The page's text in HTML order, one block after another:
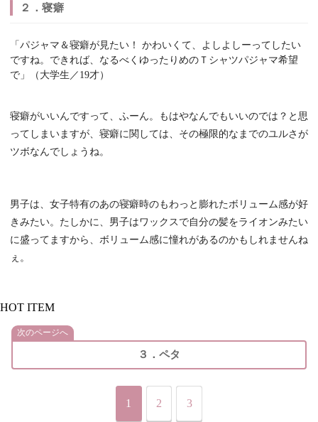
２．寝癖
「パジャマ＆寝癖が見たい！ かわいくて、よしよしーってしたい
ですね。できれば、なるべくゆったりめのＴシャツパジャマ希望
で」（大学生／19才）
寝癖がいいんですって、ふーん。もはやなんでもいいのでは？と思
ってしまいますが、寝癖に関しては、その極限的なまでのユルさが
ツボなんでしょうね。
男子は、女子特有のあの寝癖時のもわっと膨れたボリューム感が好
きみたい。たしかに、男子はワックスで自分の髪をライオンみたい
に盛ってますから、ボリューム感に憧れがあるのかもしれませんね
ぇ。
HOT ITEM
次のページへ
３．ペタ
1 2 3